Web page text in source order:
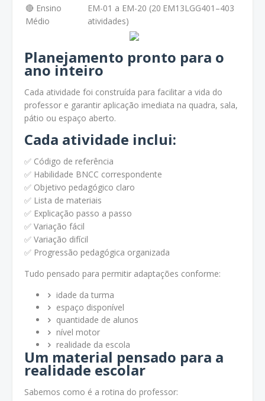
🔴 Ensino
Médio
EM-01 a EM-20 (20
atividades)
EM13LGG401–403
Planejamento pronto para o
ano inteiro
Cada atividade foi construída para facilitar a vida do
professor e garantir aplicação imediata na quadra, sala,
pátio ou espaço aberto.
Cada atividade inclui:
✅ Código de referência
✅ Habilidade BNCC correspondente
✅ Objetivo pedagógico claro
✅ Lista de materiais
✅ Explicação passo a passo
✅ Variação fácil
✅ Variação difícil
✅ Progressão pedagógica organizada
Tudo pensado para permitir adaptações conforme:
idade da turma
espaço disponível
quantidade de alunos
nível motor
realidade da escola
Um material pensado para a
realidade escolar
Sabemos como é a rotina do professor: